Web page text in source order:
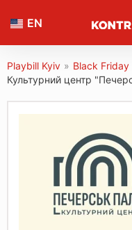
EN
Playbill Kyiv » Black Friday
Культурний центр